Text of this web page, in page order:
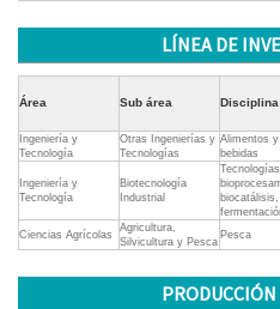
LÍNEA DE
Área Sub área Disciplina
Ingeniería y
Tecnología
Otras Ingenierías y
Tecnologías
Alimentos y
bebidas
Ingeniería y
Tecnología
Biotecnología
Industrial
biocatálisis,
Ciencias Agrícolas
Agricultura,
Silvicultura y Pesca
Pesca